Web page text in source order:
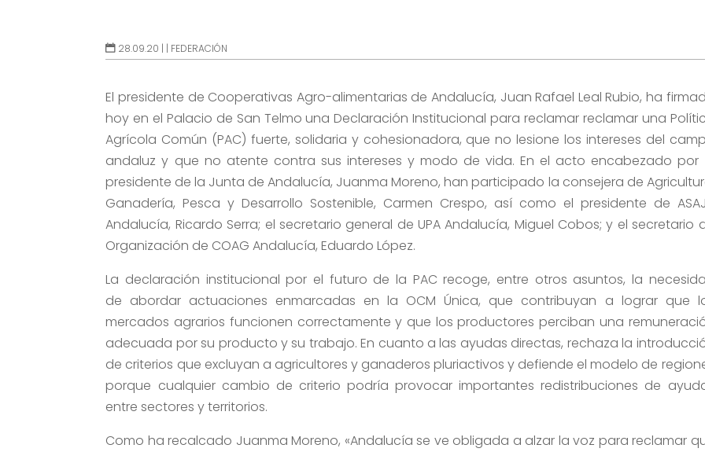
28.09.20 | | FEDERACIÓN
El presidente de Cooperativas Agro-alimentarias de Andalucía, Juan Rafael Leal Rubio, ha
hoy en el Palacio de San Telmo una Declaración Institucional para reclamar reclamar una
Agrícola Común (PAC) fuerte, solidaria y cohesionadora, que no lesione los intereses del
andaluz y que no atente contra sus intereses y modo de vida. En el acto encabezado por
presidente de la Junta de Andalucía, Juanma Moreno, han participado la consejera de
Ganadería, Pesca y Desarrollo Sostenible, Carmen Crespo, así como el presidente de
Andalucía, Ricardo Serra; el secretario general de UPA Andalucía, Miguel Cobos; y el secretario
Organización de COAG Andalucía, Eduardo López.
La declaración institucional por el futuro de la PAC recoge, entre otros asuntos, la
de abordar actuaciones enmarcadas en la OCM Única, que contribuyan a lograr que
mercados agrarios funcionen correctamente y que los productores perciban una
adecuada por su producto y su trabajo. En cuanto a las ayudas directas, rechaza la
de criterios que excluyan a agricultores y ganaderos pluriactivos y defiende el modelo de
porque cualquier cambio de criterio podría provocar importantes redistribuciones de
entre sectores y territorios.
Como ha recalcado Juanma Moreno, «Andalucía se ve obligada a alzar la voz para reclamar